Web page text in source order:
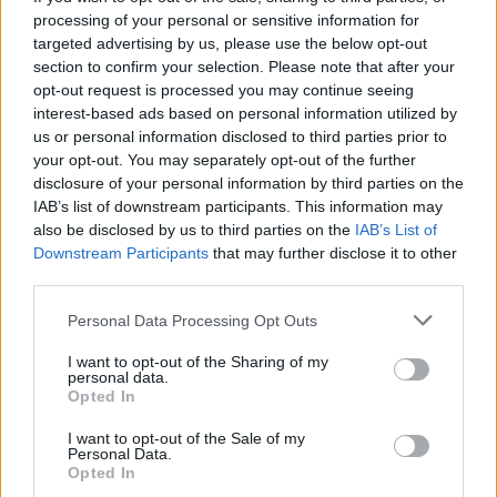
processing of your personal or sensitive information for
targeted advertising by us, please use the below opt-out
section to confirm your selection. Please note that after your
opt-out request is processed you may continue seeing
interest-based ads based on personal information utilized by
us or personal information disclosed to third parties prior to
your opt-out. You may separately opt-out of the further
disclosure of your personal information by third parties on the
IAB’s list of downstream participants. This information may
also be disclosed by us to third parties on the IAB’s List of
Downstream Participants that may further disclose it to other
Personal Data Processing Opt Outs
I want to opt-out of the Sharing of my
personal data.
Opted In
I want to opt-out of the Sale of my
Personal Data.
Opted In
Deseu el meu nom, el correu electrònic i el lloc web en
aquest navegador per a la propera vegada que comenti.
Els vestits de paper guanyen força
40 peces a concurs
“L’eclipsi serà una oportunitat també